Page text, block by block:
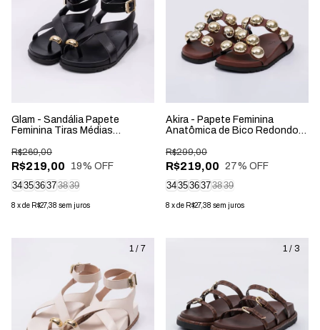
Glam - Sandália Papete
Feminina Tiras Médias
R$219,00
R$269,00
19% OFF
343536373839
8 xde R$27,38 sem juros
Akira - Papete Feminina
Anatômica de Bico Redondo
R$219,00
R$299,00
27% OFF
343536373839
8 xde R$27,38 sem juros
1 / 7 1 / 3